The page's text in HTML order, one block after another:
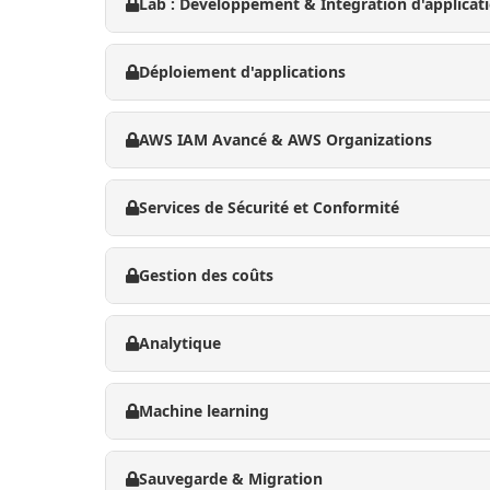
Lab : Développement & Intégration
Déploiement d'applications
AWS IAM Avancé & AWS Organizations
Services de Sécurité et Conformité
Gestion des coûts
Analytique
Machine learning
Sauvegarde & Migration